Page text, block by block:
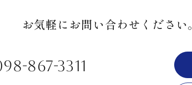
お気軽にお問い合わせください。
867-3311